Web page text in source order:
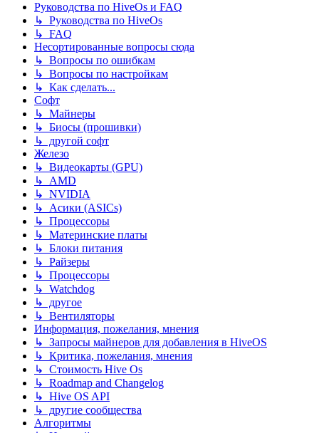
Руководства по HiveOs и FAQ
↳ Руководства по HiveOs
↳ FAQ
Несортированные вопросы сюда
↳ Вопросы по ошибкам
↳ Вопросы по настройкам
↳ Как сделать...
Софт
↳ Майнеры
↳ Биосы (прошивки)
↳ другой софт
Железо
↳ Видеокарты (GPU)
↳ AMD
↳ NVIDIA
↳ Асики (ASICs)
↳ Процессоры
↳ Материнские платы
↳ Блоки питания
↳ Райзеры
↳ Процессоры
↳ Watchdog
↳ другое
↳ Вентиляторы
Информация, пожелания, мнения
↳ Запросы майнеров для добавления в HiveOS
↳ Критика, пожелания, мнения
↳ Стоимость Hive Os
↳ Roadmap and Changelog
↳ Hive OS API
↳ другие сообщества
Алгоритмы